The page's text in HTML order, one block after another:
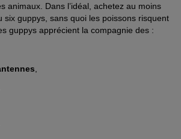
animaux. Dans l’idéal, achetez au moins
six guppys, sans quoi les poissons risquent
guppys apprécient la compagnie des :